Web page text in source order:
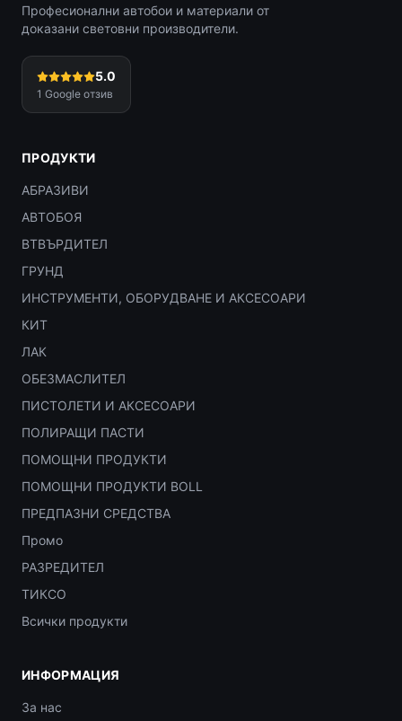
Професионални автобои и материали от
доказани световни производители.
5.0
1 Google отзив
ПРОДУКТИ
АБРАЗИВИ
АВТОБОЯ
ВТВЪРДИТЕЛ
ГРУНД
ИНСТРУМЕНТИ, ОБОРУДВАНЕ И АКСЕСОАРИ
КИТ
ЛАК
ОБЕЗМАСЛИТЕЛ
ПИСТОЛЕТИ И АКСЕСОАРИ
ПОЛИРАЩИ ПАСТИ
ПОМОЩНИ ПРОДУКТИ
ПОМОЩНИ ПРОДУКТИ BOLL
ПРЕДПАЗНИ СРЕДСТВА
Промо
РАЗРЕДИТЕЛ
ТИКСО
Всички продукти
ИНФОРМАЦИЯ
За нас